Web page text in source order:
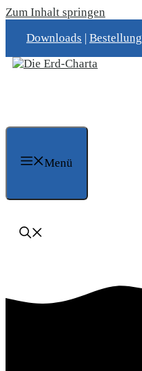
Zum Inhalt springen
Downloads | Bestellung
Menü